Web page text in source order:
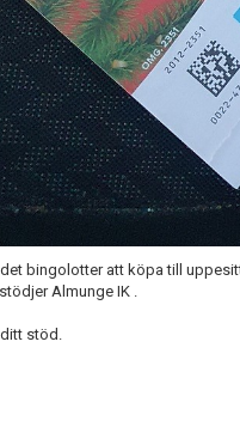
bingolotter att köpa till
Almunge IK .
stöd.